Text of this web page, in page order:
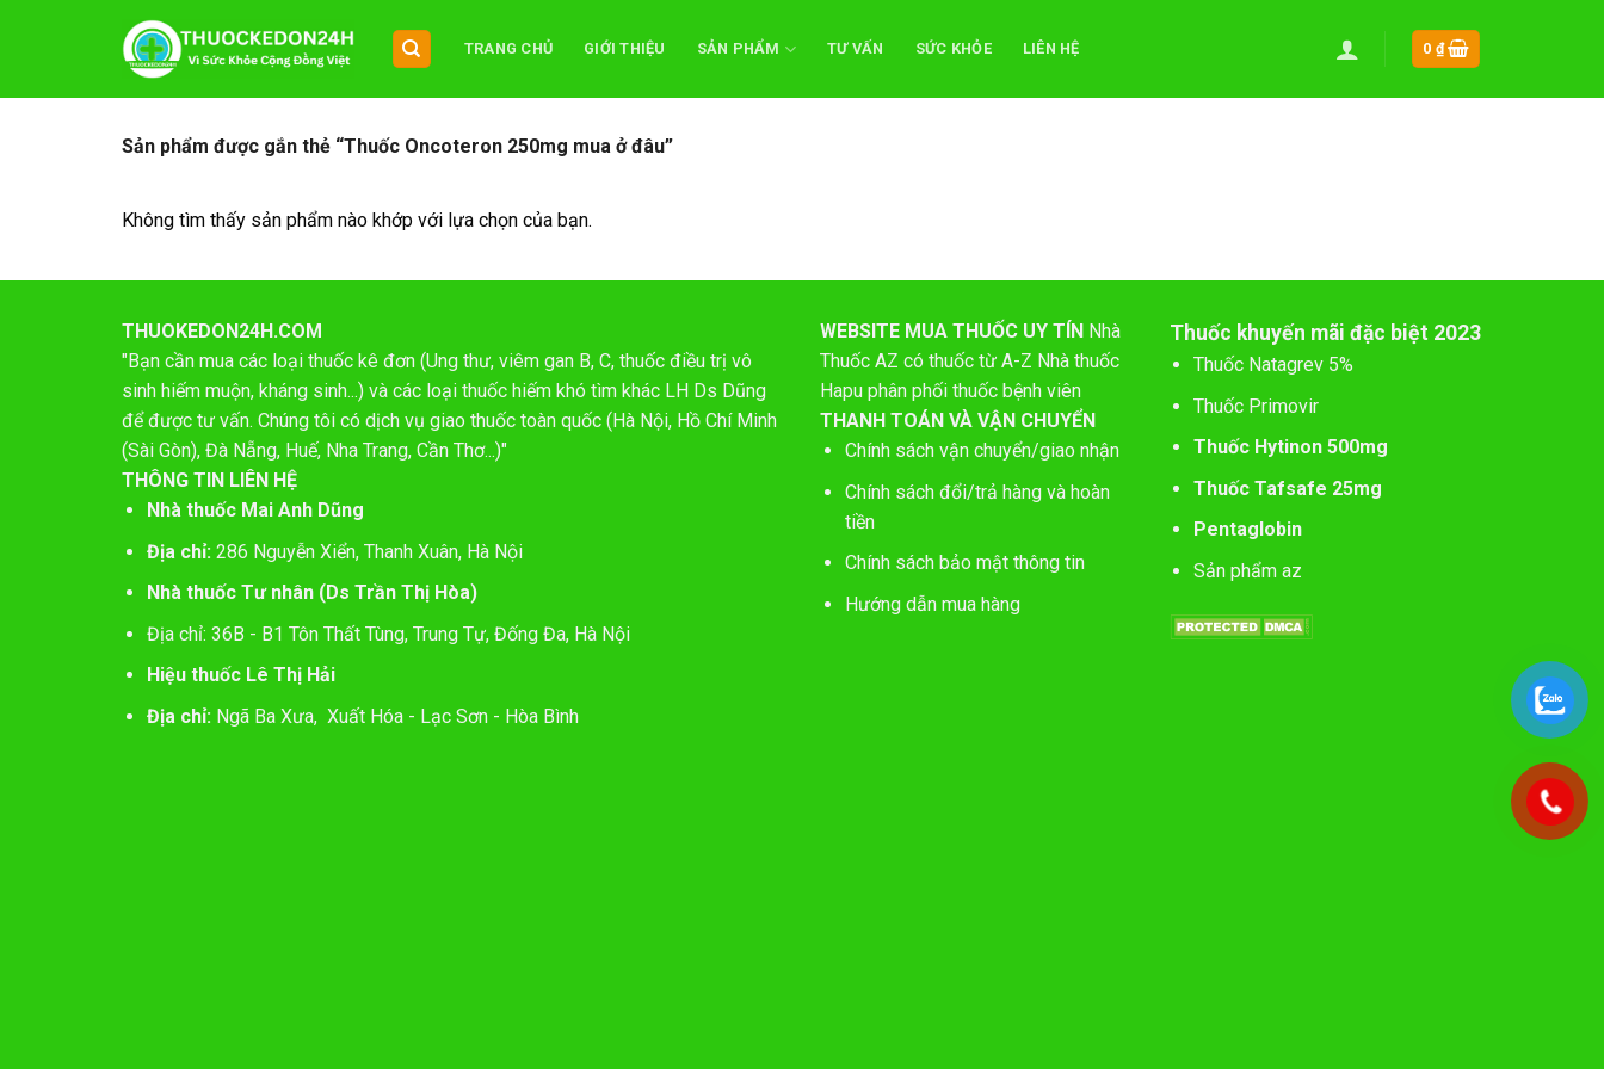
dung
TRANG CHỦ GIỚI THIỆU SẢN PHẨM TƯ VẤN SỨC KHỎE LIÊN HỆ 0 ₫
Sản phẩm được gắn thẻ “Thuốc Oncoteron 250mg mua ở đâu”
Không tìm thấy sản phẩm nào khớp với lựa chọn của bạn.
THUOKEDON24H.COM
"Bạn cần mua các loại thuốc kê đơn (Ung thư, viêm gan B, C, thuốc điều trị vô
sinh hiếm muộn, kháng sinh...) và các loại thuốc hiếm khó tìm khác LH Ds Dũng
để được tư vấn. Chúng tôi có dịch vụ giao thuốc toàn quốc (Hà Nội, Hồ Chí Minh
(Sài Gòn), Đà Nẵng, Huế, Nha Trang, Cần Thơ...)"
THÔNG TIN LIÊN HỆ
Nhà thuốc Mai Anh Dũng
Địa chỉ:286 Nguyễn Xiển, Thanh Xuân, Hà Nội
Nhà thuốc Tư nhân (Ds Trần Thị Hòa)
Địa chỉ: 36B - B1 Tôn Thất Tùng, Trung Tự, Đống Đa, Hà Nội
Hiệu thuốc Lê Thị Hải
Địa chỉ: Ngã Ba Xưa, Xuất Hóa - Lạc Sơn - Hòa Bình
WEBSITE MUA THUỐC UY TÍN Nhà
Thuốc AZ có thuốc từ A-Z Nhà thuốc
Hapu phân phối thuốc bệnh viên
THANH TOÁN VÀ VẬN CHUYỂN
Chính sách vận chuyển/giao nhận
Chính sách đổi/trả hàng và hoàn
tiền
Chính sách bảo mật thông tin
Hướng dẫn mua hàng
Thuốc khuyến mãi đặc biệt 2023
Thuốc Natagrev 5%
Thuốc Primovir
Thuốc Hytinon 500mg
Thuốc Tafsafe 25mg
Pentaglobin
Sản phẩm az